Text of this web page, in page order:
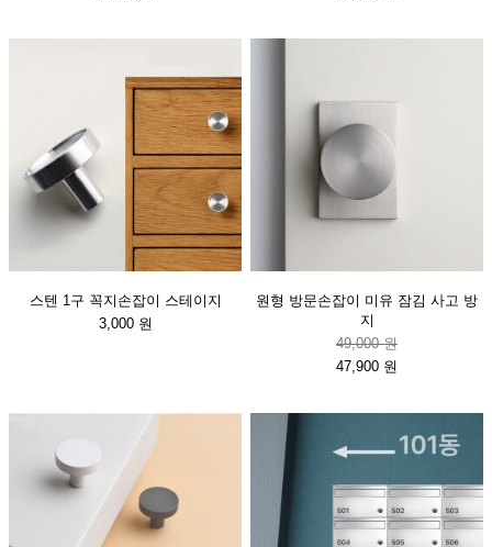
스텐 1구 꼭지손잡이 스테이지
3,000 원
원형 방문손잡이 미유 잠김 사고 방
지
49,000 원
47,900 원